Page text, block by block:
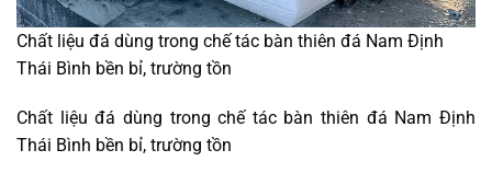
Chất liệu đá dùng trong chế tác bàn thiên đá Nam Định
Thái Bình bền bỉ, trường tồn
Chất liệu đá dùng trong chế tác bàn thiên đá Nam Định
Thái Bình bền bỉ, trường tồn